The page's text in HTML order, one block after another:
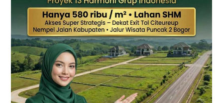
Panduan
Lengkap
&
Legalitas
Jelas